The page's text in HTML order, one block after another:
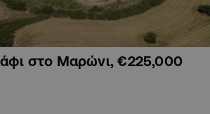
στο Μαρώνι, €225,000